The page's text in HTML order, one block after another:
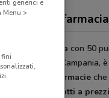
Parafarmacia con 50
alla Campania, è
delle
parafarmacie
prodotti a prezzi
generici e
Menu >
fini